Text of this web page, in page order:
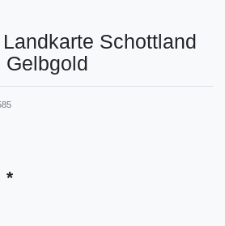
Schottland
*